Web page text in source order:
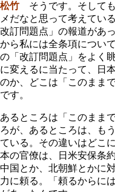
松竹 そうです。そして
メだなと思って考えてい
改訂問題点」の報道があ
から私には全条項につい
の「改訂問題点」をよく
に変えるに当たって、日
のか、どこは「このまま
です。
あるところは「このまま
ろが、あるところは、も
ている。その違いはどこ
本の官僚は、日米安保条
中国とか、北朝鮮とかに
力に頼る。「頼るからに